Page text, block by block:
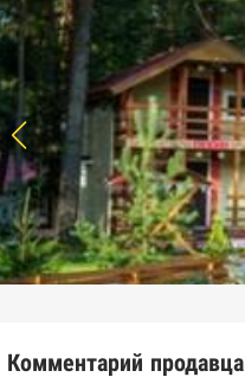
Комментарий продавца